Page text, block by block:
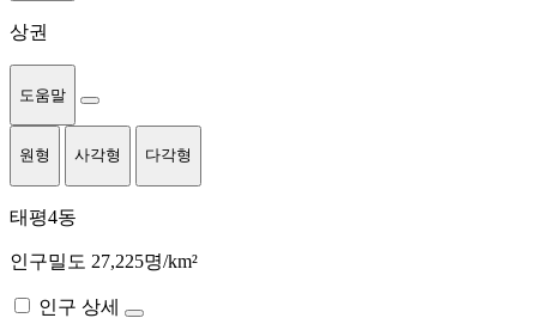
상권
도움말
원형 사각형 다각형
태평4동
인구밀도 27,225명/km²
인구 상세